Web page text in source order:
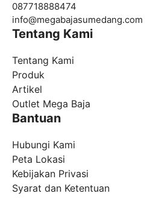
087718888474
info@megabajasumedang.com
Tentang Kami
Tentang Kami
Produk
Artikel
Outlet Mega Baja
Bantuan
Hubungi Kami
Peta Lokasi
Kebijakan Privasi
Syarat dan Ketentuan